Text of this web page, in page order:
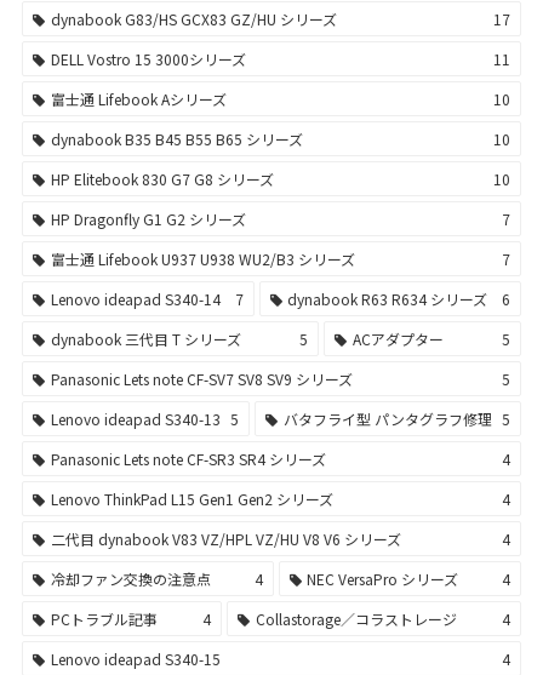
dynabook G83/HS GCX83 GZ/HU シリーズ
17
DELL Vostro 15 3000シリーズ
11
富士通 Lifebook Aシリーズ
10
dynabook B35 B45 B55 B65 シリーズ
10
HP Elitebook 830 G7 G8 シリーズ
10
HP Dragonfly G1 G2 シリーズ
7
富士通 Lifebook U937 U938 WU2/B3 シリーズ
7
Lenovo ideapad S340-14
7 dynabook R63 R634 シリーズ
6
dynabook 三代目 T シリーズ
5 ACアダプター
5
Panasonic Lets note CF-SV7 SV8 SV9 シリーズ
5
Lenovo ideapad S340-13 5 バタフライ型 パンタグラフ修理 5
Panasonic Lets note CF-SR3 SR4 シリーズ
4
Lenovo ThinkPad L15 Gen1 Gen2 シリーズ
4
二代目 dynabook V83 VZ/HPL VZ/HU V8 V6 シリーズ
4
冷却ファン交換の注意点
4 NEC VersaPro シリーズ
4
PCトラブル記事
4 Collastorage／コラストレージ
4
Lenovo ideapad S340-15
4